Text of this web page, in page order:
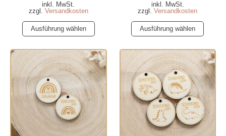
inkl. MwSt.
zzgl. Versandkosten
Ausführung wählen
Dieses
Produkt
weist
mehrere
Varianten
auf.
Die
Optionen
können
auf
inkl. MwSt.
zzgl.Versandkosten
Ausführung wählen
Dieses
Produkt
weist
mehrere
Varianten
auf.
Die
Optionen
können